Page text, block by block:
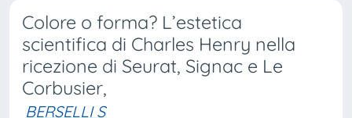
Colore o forma? L’estetica
scientifica di Charles Henry nella
ricezione di Seurat, Signac e Le
Corbusier,
BERSELLI S